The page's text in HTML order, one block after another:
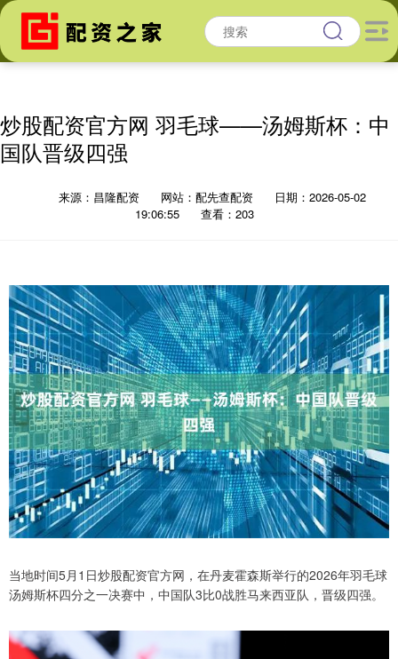
炒股配资官方网 羽毛球——汤姆斯杯：中
国队晋级四强
来源：昌隆配资 网站：配先查配资
日期：2026-05-02
19:06:55
查看：203
当地时间5月1日炒股配资官方网，在丹麦霍森斯举行的2026年羽毛球
汤姆斯杯四分之一决赛中，中国队3比0战胜马来西亚队，晋级四强。